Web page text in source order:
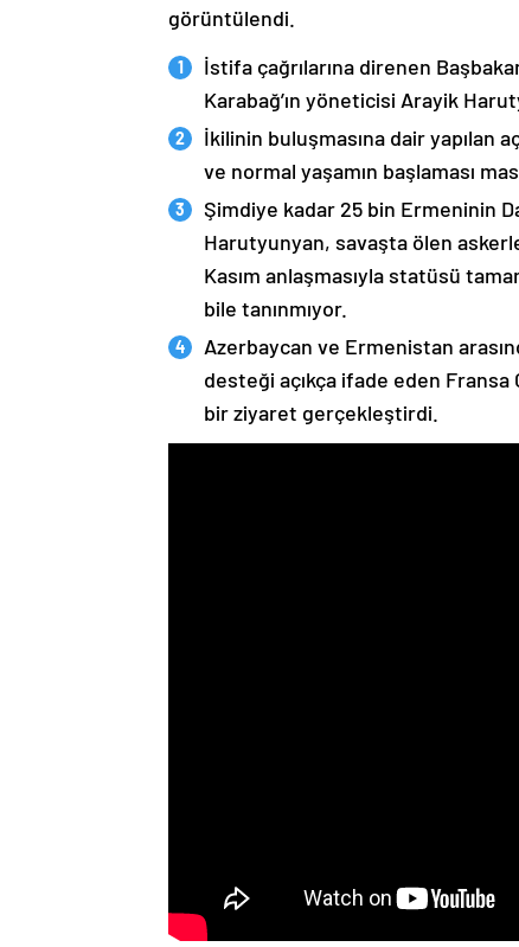
görüntülendi.
İstifa çağrılarına direnen
Karabağ’ın yöneticisi Arayik
İkilinin buluşmasına dair yapılan
ve normal yaşamın başlaması
Şimdiye kadar 25 bin Ermeninin
Harutyunyan, savaşta ölen
Kasım anlaşmasıyla statüsü
bile tanınmıyor.
Azerbaycan ve Ermenistan
desteği açıkça ifade eden
bir ziyaret gerçekleştirdi.